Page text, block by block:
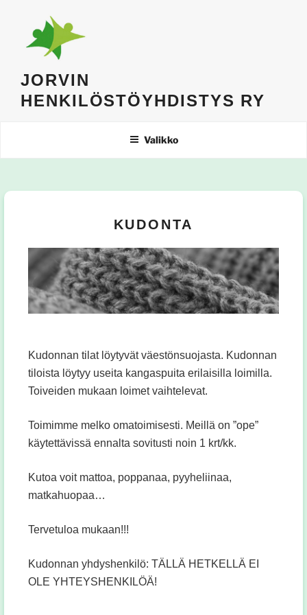
JORVIN
HENKILÖSTÖYHDISTYS RY
Valikko
KUDONTA
Kudonnan tilat löytyvät väestönsuojasta. Kudonnan
tiloista löytyy useita kangaspuita erilaisilla loimilla.
Toiveiden mukaan loimet vaihtelevat.
Toimimme melko omatoimisesti. Meillä on ”ope”
käytettävissä ennalta sovitusti noin 1 krt/kk.
Kutoa voit mattoa, poppanaa, pyyheliinaa,
matkahuopaa…
Tervetuloa mukaan!!!
Kudonnan yhdyshenkilö: TÄLLÄ HETKELLÄ EI
OLE YHTEYSHENKILÖÄ!